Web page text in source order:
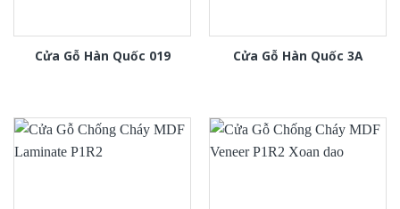
Cửa Gỗ Hàn Quốc 019 Cửa Gỗ Hàn Quốc 3A